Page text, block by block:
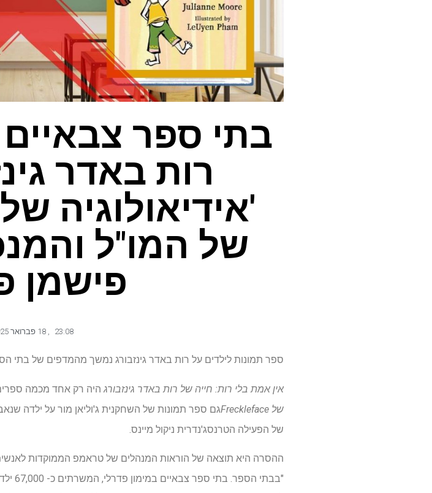
בתי ספר
רות באדר
'אידיאולוגיה
של המו"ל
פישמן
23:08
,
ספר תמונות לילדים על רות באדר גינזבורג נמשך מהמדפים של בתי
אין אמת בלי רות: חייה של רות באדר גינזבורג היה רק ​​אחד מכמה
של Freckleface
גם ספר תמונות של השחקנית ג'וליאן מור על ילדה
של הפעילה הטרנסג'נדרית ניקול מיינס.
ההסרה היא תוצאה של הוראות המנהלים של טראמפ הממוקדות לאנשים